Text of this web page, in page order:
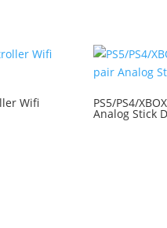
Wifi PS5/PS4/
Analog Stick